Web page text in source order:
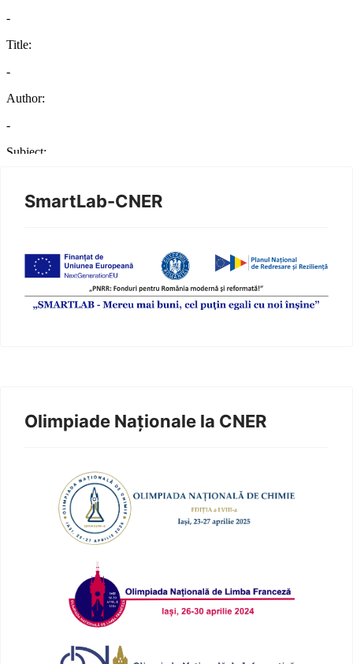
SmartLab-CNER
Olimpiade Naționale la CNER